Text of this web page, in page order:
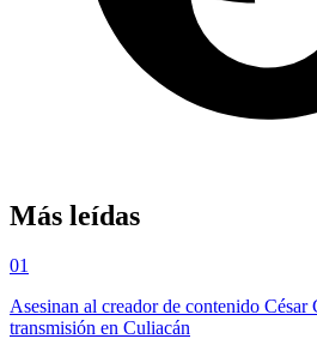
Más leídas
01
Asesinan al creador de contenido César
transmisión en Culiacán